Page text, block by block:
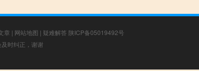
章 | 网站地图 | 疑难解答 陕ICP备05019492号
时纠正，谢谢